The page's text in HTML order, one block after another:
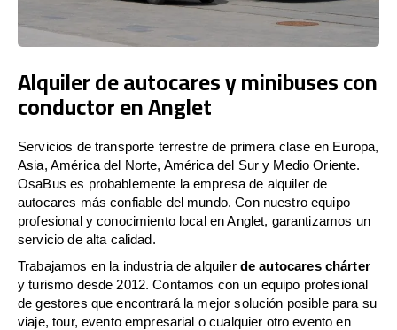
Alquiler de autocares y minibuses con
conductor en Anglet
Servicios de transporte terrestre de primera clase en Europa,
Asia, América del Norte, América del Sur y Medio Oriente.
OsaBus es probablemente la empresa de alquiler de
autocares más confiable del mundo. Con nuestro equipo
profesional y conocimiento local en Anglet, garantizamos un
servicio de alta calidad.
Trabajamos en la industria de alquiler de autocares chárter
y turismo desde 2012. Contamos con un equipo profesional
de gestores que encontrará la mejor solución posible para su
viaje, tour, evento empresarial o cualquier otro evento en